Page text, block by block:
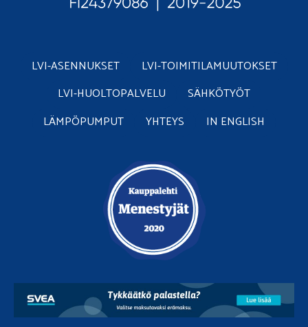
LVI-ASENNUKSET
LVI-TOIMITILAMUUTOKSET
LVI-HUOLTOPALVELU
SÄHKÖTYÖT
LÄMPÖPUMPUT
YHTEYS IN ENGLISH